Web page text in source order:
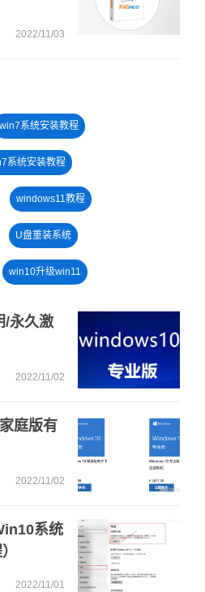
2022/11/03
win7系统安装教程
系统安装教程
windows11教程
U盘重装系统
win10升级win11
键重装系统win10教程
系统重装 U盘装win7系统
一键重装系统绿色版
/永久激
2022/11/02
庭版有
2022/11/02
系统
2022/11/01